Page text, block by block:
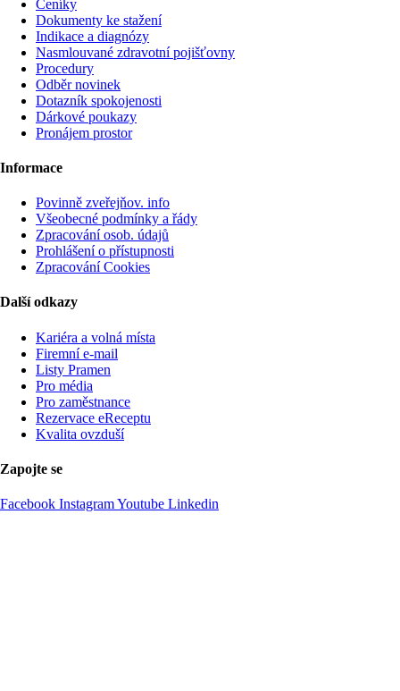
Ceníky
Dokumenty ke stažení
Indikace a diagnózy
Nasmlouvané zdravotní pojišťovny
Procedury
Odběr novinek
Dotazník spokojenosti
Dárkové poukazy
Pronájem prostor
Informace
Povinně zveřejňov. info
Všeobecné podmínky a řády
Zpracování osob. údajů
Prohlášení o přístupnosti
Zpracování Cookies
Další odkazy
Kariéra a volná místa
Firemní­ e-mail
Listy Pramen
Pro média
Pro zaměstnance
Rezervace eReceptu
Kvalita ovzduší
Zapojte se
Facebook InstagramYoutube Linkedin